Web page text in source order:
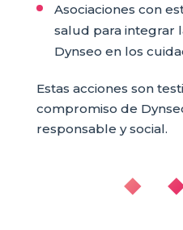
Asociaciones con
salud para integrar
Dynseo en los
Estas acciones son
compromiso de
responsable y social.
◆